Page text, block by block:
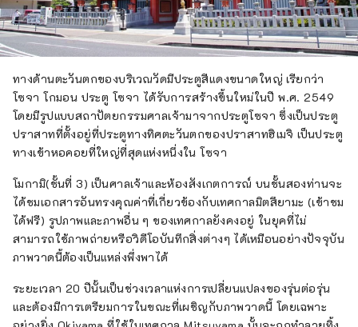
ทางด้านตะวันตกของบริเวณวัดมีประตูสีแดงขนาดใหญ่ เรียกว่า
โซจา โกมอน ประตู โซจา ได้รับการสร้างขึ้นใหม่ในปี พ.ศ. 2549
โดยมีรูปแบบสถาปัตยกรรมศาลเจ้ามาจากประตูโซจา ซึ่งเป็นประตู
ปราสาทที่ตั้งอยู่ที่ประตูทางทิศตะวันตกของปราสาทฮิเมจิ เป็นประตู
ทางเข้าหอคอยที่ใหญ่ที่สุดแห่งหนึ่งใน โซจา
โมกามิ(ชั้นที่ 3) เป็นศาลเจ้าและห้องสังเกตการณ์ บนชั้นสองท่านจะ
ได้ชมเอกสารอันทรงคุณค่าที่เกี่ยวข้องกับเทศกาลมิตสึยามะ (เข้าชม
ได้ฟรี) รูปภาพและภาพอื่น ๆ ของเทศกาลยังคงอยู่ ในยุคที่ไม่
สามารถใช้ภาพถ่ายหรือวิดีโอบันทึกสิ่งต่างๆ ได้เหมือนอย่างปัจจุบัน
ภาพวาดนี้ต้องเป็นแหล่งพึ่งพาได้
ระยะเวลา 20 ปีนั้นเป็นช่วงเวลาแห่งการเปลี่ยนแปลงของรุ่นต่อรุ่น
และต้องมีการเตรียมการในขณะที่เผชิญกับภาพวาดนี้ โดยเฉพาะ